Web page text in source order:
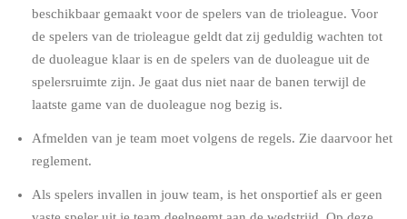
beschikbaar gemaakt voor de spelers van de trioleague. Voor
de spelers van de trioleague geldt dat zij geduldig wachten tot
de duoleague klaar is en de spelers van de duoleague uit de
spelersruimte zijn. Je gaat dus niet naar de banen terwijl de
laatste game van de duoleague nog bezig is.
Afmelden van je team moet volgens de regels. Zie daarvoor het
reglement.
Als spelers invallen in jouw team, is het onsportief als er geen